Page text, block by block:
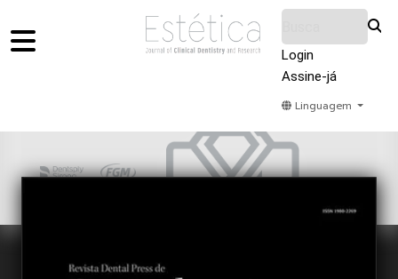
Login
Assine-já
Linguagem
Sobre Nós